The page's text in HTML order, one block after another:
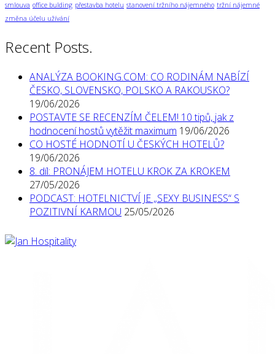
smlouva office bulding přestavba hotelu stanovení tržního nájemného tržní nájemné
změna účelu užívání
Recent Posts.
ANALÝZA BOOKING.COM: CO RODINÁM NABÍZÍ
ČESKO, SLOVENSKO, POLSKO A RAKOUSKO?
19/06/2026
POSTAVTE SE RECENZÍM ČELEM! 10 tipů, jak z
hodnocení hostů vytěžit maximum 19/06/2026
CO HOSTÉ HODNOTÍ U ČESKÝCH HOTELŮ?
19/06/2026
8. díl: PRONÁJEM HOTELU KROK ZA KROKEM
27/05/2026
PODCAST: HOTELNICTVÍ JE „SEXY BUSINESS“ S
POZITIVNÍ KARMOU 25/05/2026